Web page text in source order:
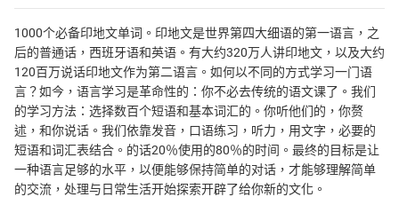
1000个必备印地文单词。印地文是世界第四大细语的第一语言，之
后的普通话，西班牙语和英语。有大约320万人讲印地文，以及大约
120百万说话印地文作为第二语言。如何以不同的方式学习一门语
言？如今，语言学习是革命性的：你不必去传统的语文课了。我们
的学习方法：选择数百个短语和基本词汇的。你听他们的，你赘
述，和你说话。我们依靠发音，口语练习，听力，用文字，必要的
短语和词汇表结合。的话20％使用的80％的时间。最终的目标是让
一种语言足够的水平，以便能够保持简单的对话，才能够理解简单
的交流，处理与日常生活开始探索开辟了给你新的文化。